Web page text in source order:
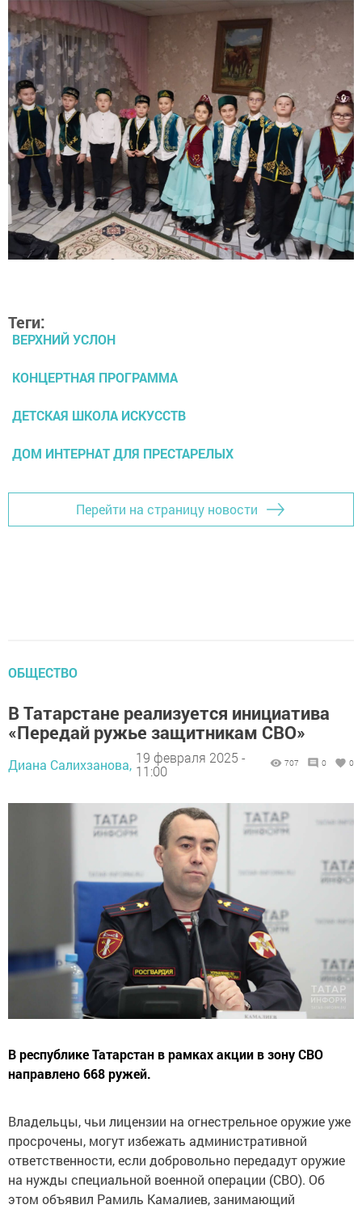
Теги:
ВЕРХНИЙ УСЛОН
КОНЦЕРТНАЯ ПРОГРАММА
ДЕТСКАЯ ШКОЛА ИСКУССТВ
ДОМ ИНТЕРНАТ ДЛЯ ПРЕСТАРЕЛЫХ
Перейти на страницу новости
ОБЩЕСТВО
В Татарстане реализуется инициатива
«Передай ружье защитникам СВО»
Диана Салихзанова, 19 февраля 2025 -
11:00
707 0 0
В республике Татарстан в рамках акции в зону СВО
направлено 668 ружей.
Владельцы, чьи лицензии на огнестрельное оружие уже
просрочены, могут избежать административной
ответственности, если добровольно передадут оружие
на нужды специальной военной операции (СВО). Об
этом объявил Рамиль Камалиев, занимающий